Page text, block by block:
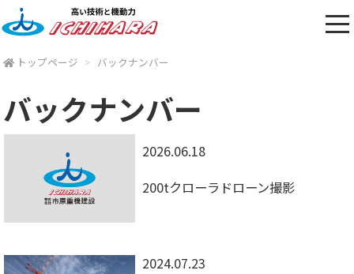
トップページ バックナンバー
バックナンバー
2026.06.18
200tクローラドローン撮影
2024.07.23